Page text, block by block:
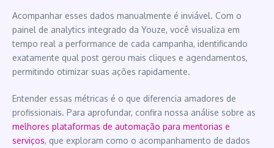
Acompanhar esses dados manualmente é inviável. Com o
painel de analytics integrado da Youze, você visualiza em
tempo real a performance de cada campanha, identificando
exatamente qual post gerou mais cliques e agendamentos,
permitindo otimizar suas ações rapidamente.
Entender essas métricas é o que diferencia amadores de
profissionais. Para aprofundar, confira nossa análise sobre as
melhores plataformas de automação para mentorias e
serviços, que exploram como o acompanhamento de dados